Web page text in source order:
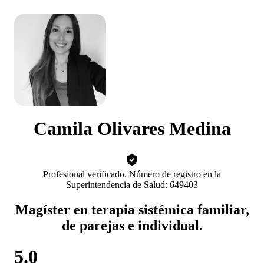
Camila Olivares Medina
Profesional verificado. Número de registro en la
Superintendencia de Salud: 649403
Magíster en terapia sistémica familiar,
de parejas e individual.
5.0